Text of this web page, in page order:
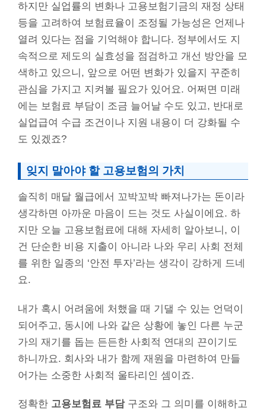
하지만 실업률의 변화나 고용보험기금의 재정 상태
등을 고려하여 보험료율이 조정될 가능성은 언제나
열려 있다는 점을 기억해야 합니다. 정부에서도 지
속적으로 제도의 실효성을 점검하고 개선 방안을 모
색하고 있으니, 앞으로 어떤 변화가 있을지 꾸준히
관심을 가지고 지켜볼 필요가 있어요. 어쩌면 미래
에는 보험료 부담이 조금 늘어날 수도 있고, 반대로
실업급여 수급 조건이나 지원 내용이 더 강화될 수
도 있겠죠?
잊지 말아야 할 고용보험의 가치
솔직히 매달 월급에서 꼬박꼬박 빠져나가는 돈이라
생각하면 아까운 마음이 드는 것도 사실이에요. 하
지만 오늘 고용보험료에 대해 자세히 알아보니, 이
건 단순한 비용 지출이 아니라 나와 우리 사회 전체
를 위한 일종의 ‘안전 투자’라는 생각이 강하게 드네
요.
내가 혹시 어려움에 처했을 때 기댈 수 있는 언덕이
되어주고, 동시에 나와 같은 상황에 놓인 다른 누군
가의 재기를 돕는 든든한 사회적 연대의 끈이기도
하니까요. 회사와 내가 함께 재원을 마련하여 만들
어가는 소중한 사회적 울타리인 셈이죠.
정확한 고용보험료 부담구조와 그 의미를 이해하고